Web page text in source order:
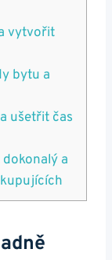
vytvořit
bytu a
ušetřit čas
a